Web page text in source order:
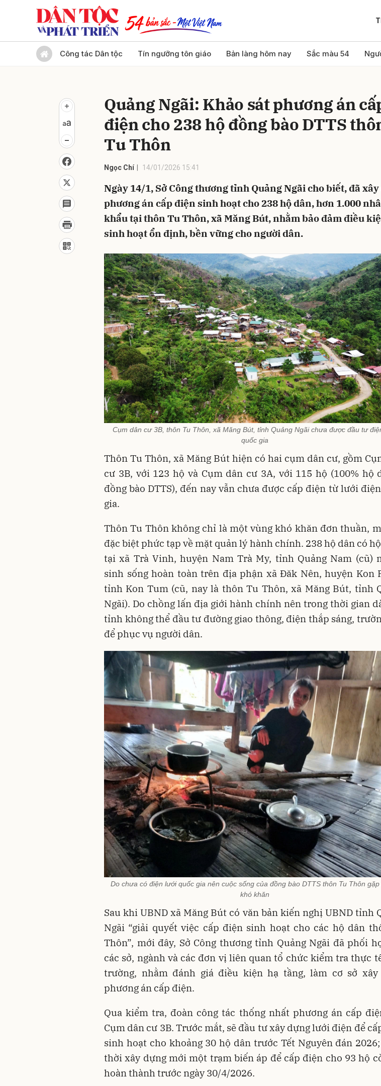
Công tác Dân tộc Tín ngưỡng tôn giáo Bản làng hôm nay Sắc màu 54
Quảng Ngãi: Khảo sát phương án
điện cho 238 hộ đồng bào DTTS
Tu Thôn
Ngọc Chí 14/01/2026 15:41
Ngày 14/1, Sở Công thương tỉnh Quảng Ngãi cho biết, đã
phương án cấp điện sinh hoạt cho 238 hộ dân, hơn 1.000
khẩu tại thôn Tu Thôn, xã Măng Bút, nhằm bảo đảm điều
sinh hoạt ổn định, bền vững cho người dân.
Cụm dân cư 3B, thôn Tu Thôn, xã Măng Bút, tỉnh Quảng Ngãi chưa được đầu tư
quốc gia
Thôn Tu Thôn, xã Măng Bút hiện có hai cụm dân cư, gồm
cư 3B, với 123 hộ và Cụm dân cư 3A, với 115 hộ (100% hộ
đồng bào DTTS), đến nay vẫn chưa được cấp điện từ lưới
gia.
Thôn Tu Thôn không chỉ là một vùng khó khăn đơn thuần,
đặc biệt phức tạp về mặt quản lý hành chính. 238 hộ dân có
tại xã Trà Vinh, huyện Nam Trà My, tỉnh Quảng Nam (cũ)
sinh sống hoàn toàn trên địa phận xã Đăk Nên, huyện Kon
tỉnh Kon Tum (cũ, nay là thôn Tu Thôn, xã Măng Bút, tỉnh
Ngãi). Do chồng lấn địa giới hành chính nên trong thời gian
tỉnh không thể đầu tư đường giao thông, điện thắp sáng,
để phục vụ người dân.
Do chưa có điện lưới quốc gia nên cuộc sống của đồng bào DTTS thôn Tu Thôn
khó khăn
Sau khi UBND xã Măng Bút có văn bản kiến nghị UBND tỉnh
Ngãi “giải quyết việc cấp điện sinh hoạt cho các hộ dân
Thôn”, mới đây, Sở Công thương tỉnh Quảng Ngãi đã phối
các sở, ngành và các đơn vị liên quan tổ chức kiểm tra thực
trường, nhằm đánh giá điều kiện hạ tầng, làm cơ sở xây
phương án cấp điện.
Qua kiểm tra, đoàn công tác thống nhất phương án cấp
Cụm dân cư 3B. Trước mắt, sẽ đầu tư xây dựng lưới điện để
sinh hoạt cho khoảng 30 hộ dân trước Tết Nguyên đán
thời xây dựng mới một trạm biến áp để cấp điện cho 93 hộ
hoàn thành trước ngày 30/4/2026.
Gửi bình luận